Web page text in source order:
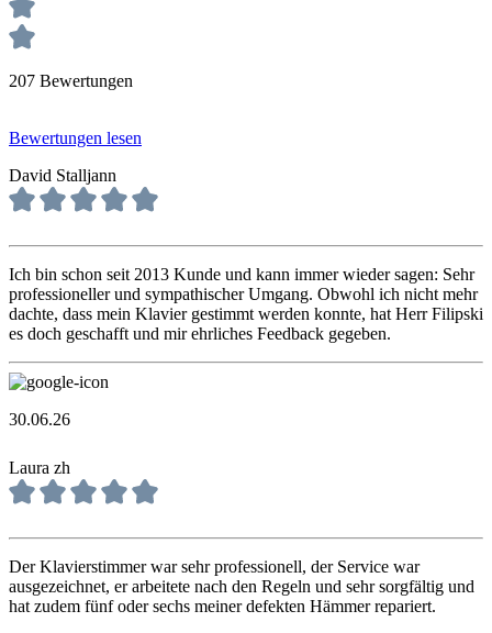
207 Bewertungen
Bewertungen lesen
David Stalljann
Ich bin schon seit 2013 Kunde und kann immer wieder sagen: Sehr
professioneller und sympathischer Umgang. Obwohl ich nicht mehr
dachte, dass mein Klavier gestimmt werden konnte, hat Herr Filipski
es doch geschafft und mir ehrliches Feedback gegeben.
30.06.26
Laura zh
Der Klavierstimmer war sehr professionell, der Service war
ausgezeichnet, er arbeitete nach den Regeln und sehr sorgfältig und
hat zudem fünf oder sechs meiner defekten Hämmer repariert.